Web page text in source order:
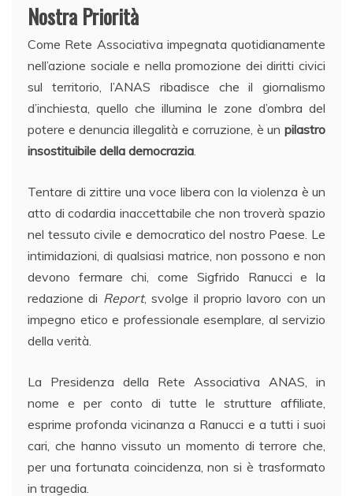
Nostra Priorità
Come Rete Associativa impegnata quotidianamente
nell’azione sociale e nella promozione dei diritti civici
sul territorio, l’ANAS ribadisce che il giornalismo
d’inchiesta, quello che illumina le zone d’ombra del
potere e denuncia illegalità e corruzione, è un pilastro
insostituibile della democrazia.
Tentare di zittire una voce libera con la violenza è un
atto di codardia inaccettabile che non troverà spazio
nel tessuto civile e democratico del nostro Paese. Le
intimidazioni, di qualsiasi matrice, non possono e non
devono fermare chi, come Sigfrido Ranucci e la
redazione di Report, svolge il proprio lavoro con un
impegno etico e professionale esemplare, al servizio
della verità.
La Presidenza della Rete Associativa ANAS, in
nome e per conto di tutte le strutture affiliate,
esprime profonda vicinanza a Ranucci e a tutti i suoi
cari, che hanno vissuto un momento di terrore che,
per una fortunata coincidenza, non si è trasformato
in tragedia.